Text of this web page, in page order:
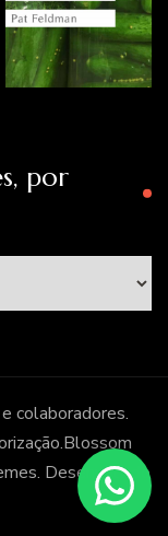
por
colaboradores.
Blossom
. Desenvolvido